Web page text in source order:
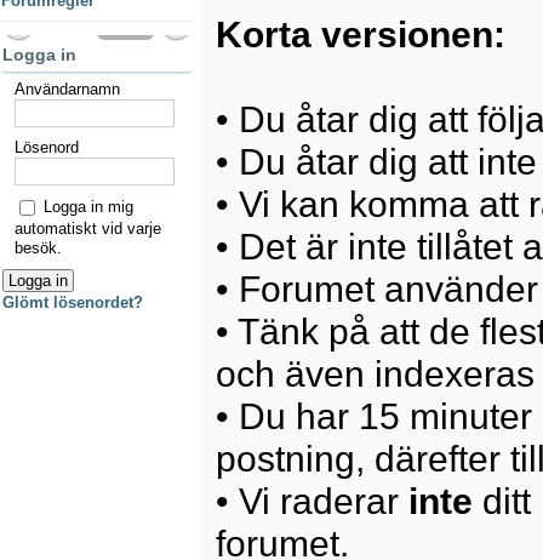
Korta versionen:
• Du åtar dig att
• Du åtar dig att
• Vi kan komma att
• Det är inte tillåtet
• Forumet
• Tänk på att de
och även
• Du har 15
postning, därefter
• Vi raderar inte ditt
forumet.
Logga in
Användarnamn
Lösenord
Logga in mig
automatiskt vid varje
besök.
Glömt lösenordet?